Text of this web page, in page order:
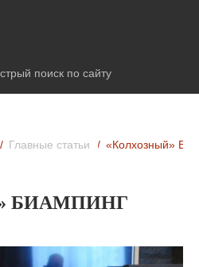
поиск по сайту
Главные статьи «Колхозный»
БИАМПИНГ